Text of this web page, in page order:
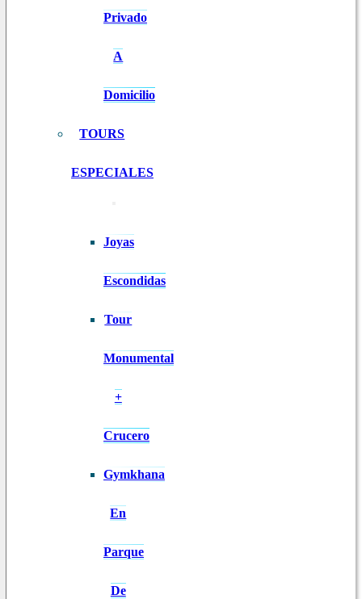
Privado
A
Domicilio
TOURS
ESPECIALES
Joyas
Escondidas
Tour
Monumental
+
Crucero
Gymkhana
En
Parque
De